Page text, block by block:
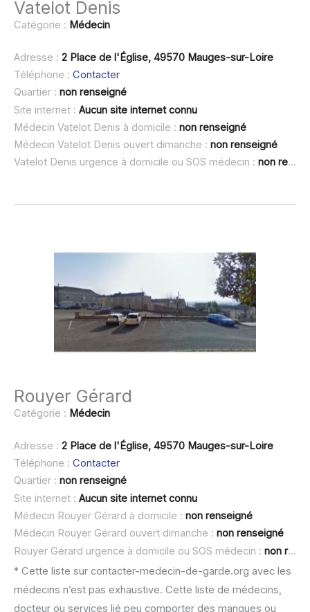
Vatelot Denis
Catégorie : Médecin
Adresse : 2 Place de l'Église, 49570 Mauges-sur-Loire
Téléphone : Contacter
Quartier : non renseigné
Site internet : Aucun site internet connu
Médecin Vatelot Denis à domicile : non renseigné
Médecin Vatelot Denis ouvert dimanche : non renseigné
Vatelot Denis urgence à domicile ou SOS médecin : non renseigné
Rouyer Gérard
Catégorie : Médecin
Adresse : 2 Place de l'Église, 49570 Mauges-sur-Loire
Téléphone : Contacter
Quartier : non renseigné
Site internet : Aucun site internet connu
Médecin Rouyer Gérard à domicile : non renseigné
Médecin Rouyer Gérard ouvert dimanche : non renseigné
Rouyer Gérard urgence à domicile ou SOS médecin : non renseigné
* Cette liste sur contacter-medecin-de-garde.org avec les
médecins n’est pas exhaustive. Cette liste de médecins,
docteur ou services lié peu comporter des manques ou